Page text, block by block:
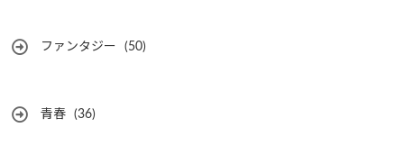
ファンタジー (50)
青春 (36)